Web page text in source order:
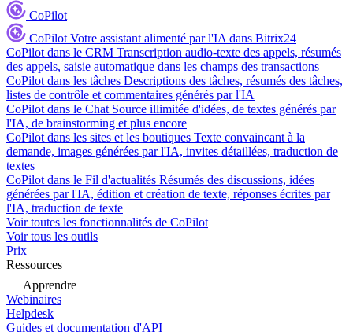
CoPilot
CoPilot Votre assistant alimenté par l'IA dans Bitrix24
CoPilot dans le CRM Transcription audio-texte des appels, résumés
des appels, saisie automatique dans les champs des transactions
CoPilot dans les tâches Descriptions des tâches, résumés des tâches,
listes de contrôle et commentaires générés par l'IA
CoPilot dans le Chat Source illimitée d'idées, de textes générés par
l'IA, de brainstorming et plus encore
CoPilot dans les sites et les boutiques Texte convaincant à la
demande, images générées par l'IA, invites détaillées, traduction de
textes
CoPilot dans le Fil d'actualités Résumés des discussions, idées
générées par l'IA, édition et création de texte, réponses écrites par
l'IA, traduction de texte
Voir toutes les fonctionnalités de CoPilot
Voir tous les outils
Prix
Ressources
Apprendre
Webinaires
Helpdesk
Guides et documentation d'API